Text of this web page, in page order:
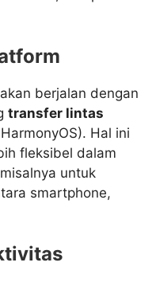
berjalan dengan
transfer lintas
Hal ini
fleksibel dalam
untuk
smartphone,